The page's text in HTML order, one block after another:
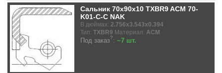
Сальник 70x90x10 TXBR9 ACM 70-
K01-C-C NAK
В дюймах: 2.756x3.543x0.394
Тип: TXBR9 Материал: ACM
Под заказ?: ~7 шт.